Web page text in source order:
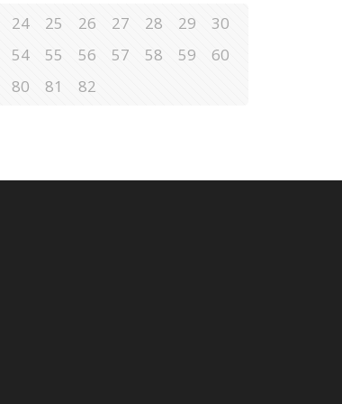
24 25 26 27 28 29
30
54 55 56 57 58 59
60
80 81
82